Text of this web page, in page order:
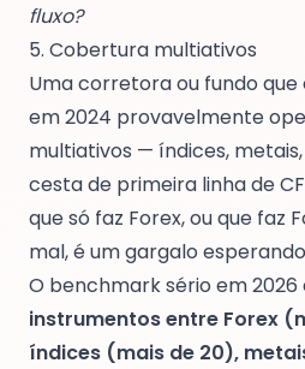
fluxo?
5. Cobertura multiativos
Uma corretora ou fundo
em 2024 provavelmente
multiativos — índices,
cesta de primeira linha de
que só faz Forex, ou que faz
mal, é um gargalo
O benchmark sério em 2026
instrumentos entre Forex
índices (mais de 20),